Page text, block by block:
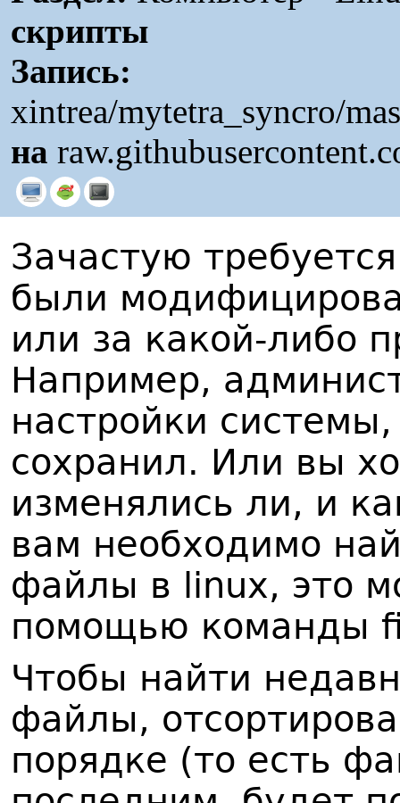
скрипты
Запись:
xintrea/mytetra_syncro/
на
Зачастую
были
или за какой-либо
Например,
настройки
сохранил. Или вы
изменялись ли, и
вам необходимо
файлы в linux, это
помощью команды
Чтобы найти
файлы,
порядке (то есть